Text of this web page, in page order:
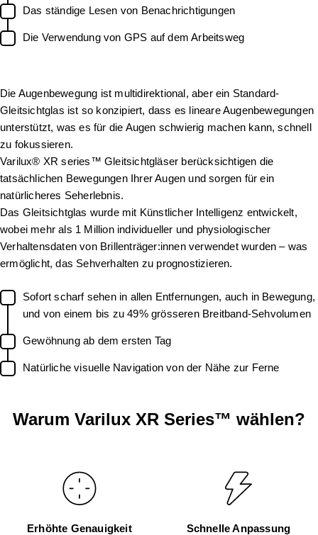
Das ständige Lesen von Benachrichtigungen
Die Verwendung von GPS auf dem Arbeitsweg
Die Augenbewegung ist multidirektional, aber ein Standard-
Gleitsichtglas ist so konzipiert, dass es lineare Augenbewegungen
unterstützt, was es für die Augen schwierig machen kann, schnell
zu fokussieren.
Varilux® XR series™ Gleitsichtgläser berücksichtigen die
tatsächlichen Bewegungen Ihrer Augen und sorgen für ein
natürlicheres Seherlebnis.
Das Gleitsichtglas wurde mit Künstlicher Intelligenz entwickelt,
wobei mehr als 1 Million individueller und physiologischer
Verhaltensdaten von Brillenträger:innen verwendet wurden – was
ermöglicht, das Sehverhalten zu prognostizieren.
Sofort scharf sehen in allen Entfernungen, auch in Bewegung,
und von einem bis zu 49% grösseren Breitband-Sehvolumen
Gewöhnung ab dem ersten Tag
Natürliche visuelle Navigation von der Nähe zur Ferne
Warum Varilux XR Series™ wählen?
Erhöhte Genauigkeit Schnelle Anpassung